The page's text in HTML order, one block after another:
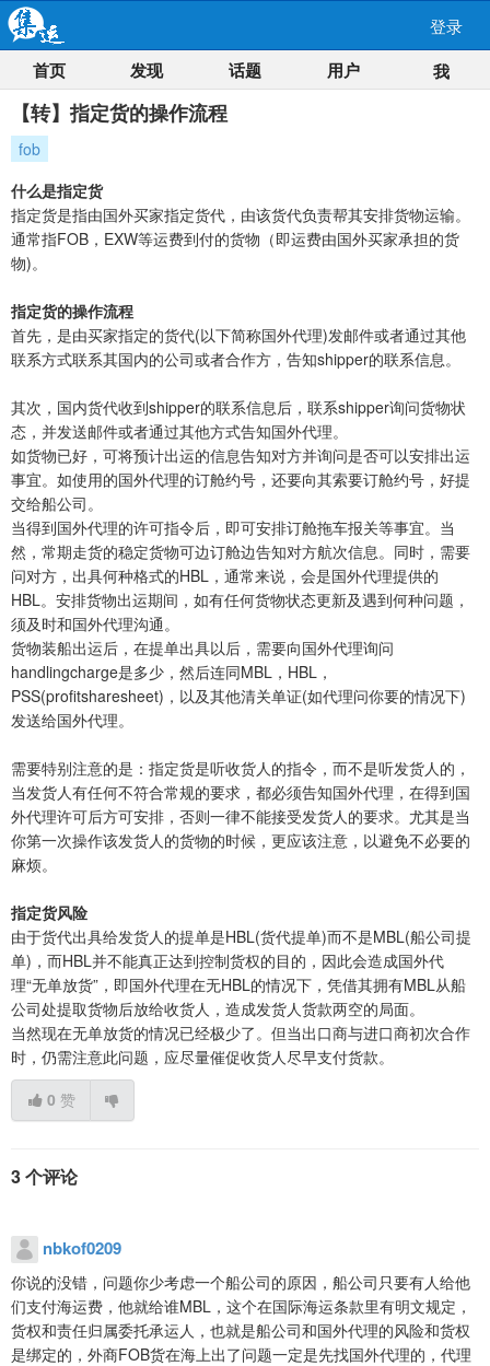
登录
首页 发现 话题 用户 我
【转】指定货的操作流程
fob
什么是指定货
指定货是指由国外买家指定货代，由该货代负责帮其安排货物运输。
通常指FOB，EXW等运费到付的货物（即运费由国外买家承担的货
物)。
指定货的操作流程
首先，是由买家指定的货代(以下简称国外代理)发邮件或者通过其他
联系方式联系其国内的公司或者合作方，告知shipper的联系信息。
其次，国内货代收到shipper的联系信息后，联系shipper询问货物状
态，并发送邮件或者通过其他方式告知国外代理。
如货物已好，可将预计出运的信息告知对方并询问是否可以安排出运
事宜。如使用的国外代理的订舱约号，还要向其索要订舱约号，好提
交给船公司。
当得到国外代理的许可指令后，即可安排订舱拖车报关等事宜。当
然，常期走货的稳定货物可边订舱边告知对方航次信息。同时，需要
问对方，出具何种格式的HBL，通常来说，会是国外代理提供的
HBL。安排货物出运期间，如有任何货物状态更新及遇到何种问题，
须及时和国外代理沟通。
货物装船出运后，在提单出具以后，需要向国外代理询问
handlingcharge是多少，然后连同MBL，HBL，
PSS(profitsharesheet)，以及其他清关单证(如代理问你要的情况下)
发送给国外代理。
需要特别注意的是：指定货是听收货人的指令，而不是听发货人的，
当发货人有任何不符合常规的要求，都必须告知国外代理，在得到国
外代理许可后方可安排，否则一律不能接受发货人的要求。尤其是当
你第一次操作该发货人的货物的时候，更应该注意，以避免不必要的
麻烦。
指定货风险
由于货代出具给发货人的提单是HBL(货代提单)而不是MBL(船公司提
单)，而HBL并不能真正达到控制货权的目的，因此会造成国外代
理“无单放货”，即国外代理在无HBL的情况下，凭借其拥有MBL从船
公司处提取货物后放给收货人，造成发货人货款两空的局面。
当然现在无单放货的情况已经极少了。但当出口商与进口商初次合作
时，仍需注意此问题，应尽量催促收货人尽早支付货款。
0 赞
3 个评论
nbkof0209
你说的没错，问题你少考虑一个船公司的原因，船公司只要有人给他
们支付海运费，他就给谁MBL，这个在国际海运条款里有明文规定，
货权和责任归属委托承运人，也就是船公司和国外代理的风险和货权
是绑定的，外商FOB货在海上出了问题一定是先找国外代理的，代理